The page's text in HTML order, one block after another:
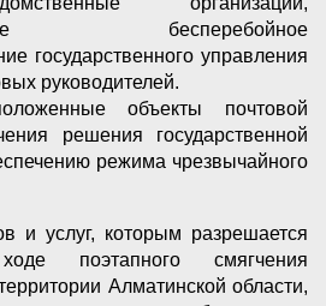
бесперебойное
государственного управления
руководителей.
объекты почтовой
решения государственной
режима чрезвычайного
и услуг, которым разрешается
поэтапного смягчения
Алматинской области,